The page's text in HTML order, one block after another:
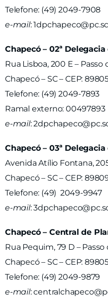
Telefone: (49) 2049-7908
e-mail:
Chapecó – 02ª
Rua Lisboa, 200 E – Passo
Chapecó – SC – CEP:
Telefone: (49) 2049-7893
Ramal externo: 00497893
e-mail:
Chapecó – 03ª
Avenida Atílio Fontana,
Chapecó – SC – CEP:
Telefone: (49) 2049-9947
e-mail:
Chapecó – Central de
Rua Pequim, 79 D –
Chapecó – SC – CEP:
Telefone: (49) 2049-9879
e-mail: